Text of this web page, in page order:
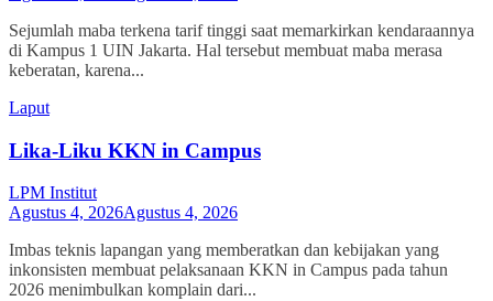
Sejumlah maba terkena tarif tinggi saat memarkirkan kendaraannya
di Kampus 1 UIN Jakarta. Hal tersebut membuat maba merasa
keberatan, karena...
Laput
Lika-Liku KKN in Campus
LPM Institut
Agustus 4, 2026Agustus 4, 2026
Imbas teknis lapangan yang memberatkan dan kebijakan yang
inkonsisten membuat pelaksanaan KKN in Campus pada tahun
2026 menimbulkan komplain dari...